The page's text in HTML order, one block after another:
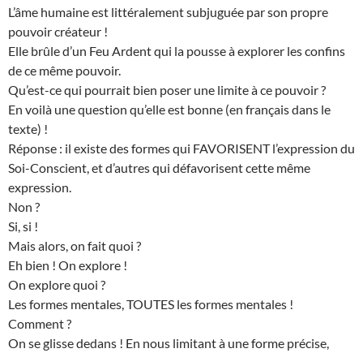
L’âme humaine est littéralement subjuguée par son propre
pouvoir créateur !
Elle brûle d’un Feu Ardent qui la pousse à explorer les confins
de ce même pouvoir.
Qu’est-ce qui pourrait bien poser une limite à ce pouvoir ?
En voilà une question qu’elle est bonne (en français dans le
texte) !
Réponse : il existe des formes qui FAVORISENT l’expression du
Soi-Conscient, et d’autres qui défavorisent cette même
expression.
Non ?
Si, si !
Mais alors, on fait quoi ?
Eh bien ! On explore !
On explore quoi ?
Les formes mentales, TOUTES les formes mentales !
Comment ?
On se glisse dedans ! En nous limitant à une forme précise,